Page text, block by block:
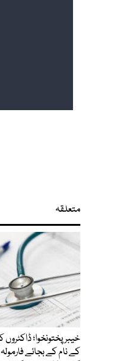
متعلقہ
خیبرپختونخوا؛ ڈاکٹروں
کے نام کے بجائے